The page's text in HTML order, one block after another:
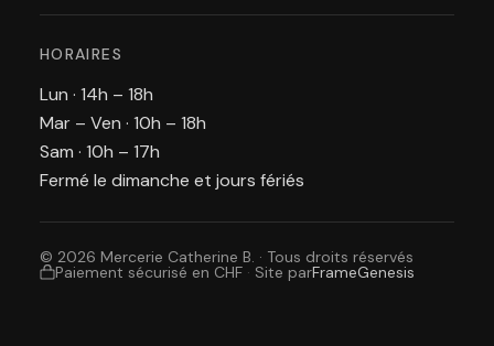
HORAIRES
Lun · 14h – 18h
Mar – Ven · 10h – 18h
Sam · 10h – 17h
Fermé le dimanche et jours fériés
© 2026 Mercerie Catherine B. · Tous droits réservés
Paiement sécurisé en CHF · Site parFrameGenesis